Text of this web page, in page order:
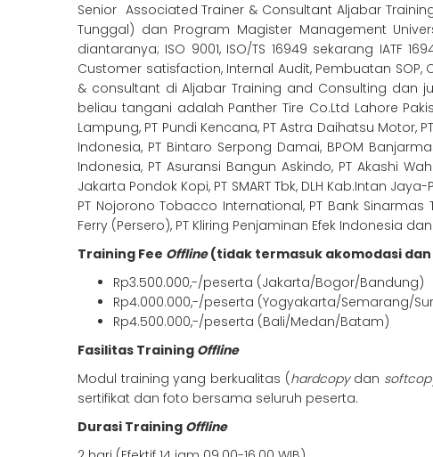
Senior Associated Trainer & Consultant Aljabar
Tunggal) dan Program Magister Management
diantaranya; ISO 9001, ISO/TS 16949 sekarang IATF
Customer satisfaction, Internal Audit, Pembuatan
& consultant di Aljabar Training and Consulting
beliau tangani adalah Panther Tire Co.Ltd Lahore
Lampung, PT Pundi Kencana, PT Astra Daihatsu Motor,
Indonesia, PT Bintaro Serpong Damai, BPOM
Indonesia, PT Asuransi Bangun Askindo, PT Akashi
Jakarta Pondok Kopi, PT SMART Tbk, DLH Kab.Intan
PT Nojorono Tobacco International, PT Bank Sinarmas
Ferry (Persero), PT Kliring Penjaminan Efek Indonesia
Training Fee Offline(tidak termasuk akomodasi
Rp3.500.000,-/peserta (Jakarta/Bogor/Bandung)
Rp4.000.000,-/peserta (Yogyakarta/Semarang/
Rp4.500.000,-/peserta (Bali/Medan/Batam)
Fasilitas Training Offline
Modul training yang berkualitas (hardcopydan
sertifikat dan foto bersama seluruh peserta.
Durasi Training Offline